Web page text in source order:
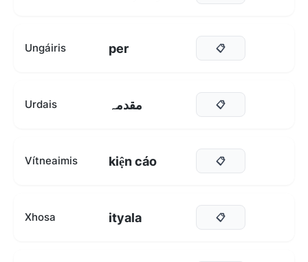
Ungáiris per 📋
Urdais مقدمہ 📋
Vítneaimis kiện cáo 📋
Xhosa ityala 📋